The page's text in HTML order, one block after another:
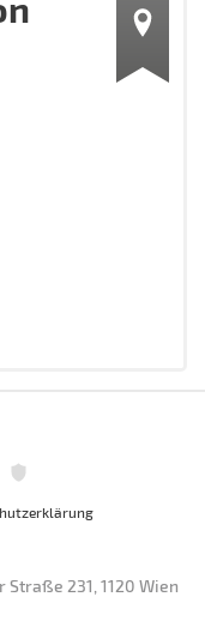
231, 1120 Wien